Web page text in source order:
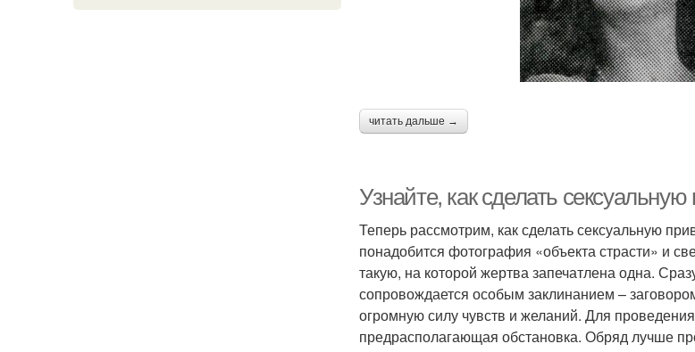
читать дальше →
Узнайте, как сделать
Теперь рассмотрим, как сделать сексуальную
понадобится фотография «объекта страсти» и
такую, на которой жертва запечатлена одна.
сопровождается особым заклинанием –
огромную силу чувств и желаний. Для
предрасполагающая обстановка. Обряд лучше